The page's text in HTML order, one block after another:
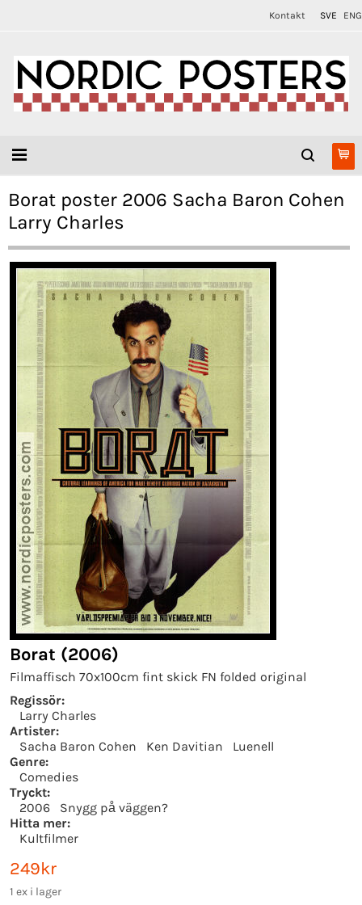
Kontakt SVE ENG
Borat poster 2006 Sacha Baron Cohen
Larry Charles
Borat (2006)
Filmaffisch 70x100cm fint skick FN folded original
Regissör:
Larry Charles
Artister:
Sacha Baron Cohen
Ken Davitian
Luenell
Genre:
Comedies
Tryckt:
2006
Snygg på väggen?
Hitta mer:
Kultfilmer
249kr
1 ex i lager